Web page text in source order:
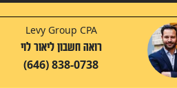
Levy Group CPA
רואה חשבון ליאור לוי
(646) 838-0738